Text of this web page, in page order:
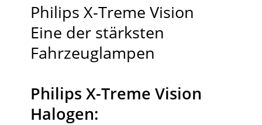
Philips X-Treme Vision
Eine der stärksten
Fahrzeuglampen
Philips X-Treme Vision
Halogen: